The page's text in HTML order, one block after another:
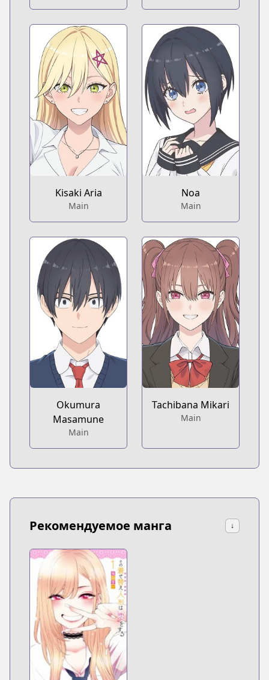
Kisaki Aria
Main
Noa
Main
Okumura
Masamune
Main
Tachibana Mikari
Main
Рекомендуемое манга ↓